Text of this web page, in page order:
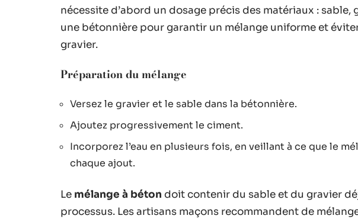
nécessite d’abord un dosage précis des matériaux : sable,
une bétonnière pour garantir un mélange uniforme et
gravier.
Préparation du mélange
Versez le gravier et le sable dans la bétonnière.
Ajoutez progressivement le ciment.
Incorporez l’eau en plusieurs fois, en veillant à ce que le
chaque ajout.
Le mélange à béton doit contenir du sable et du gravier
processus. Les artisans maçons recommandent de